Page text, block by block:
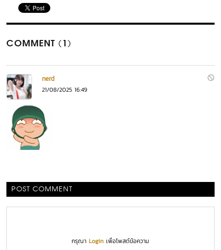
COMMENT (1)
nerd
21/08/2025 16:49
POST COMMENT
กรุณาLogin เพื่อโพสต์ข้อความ